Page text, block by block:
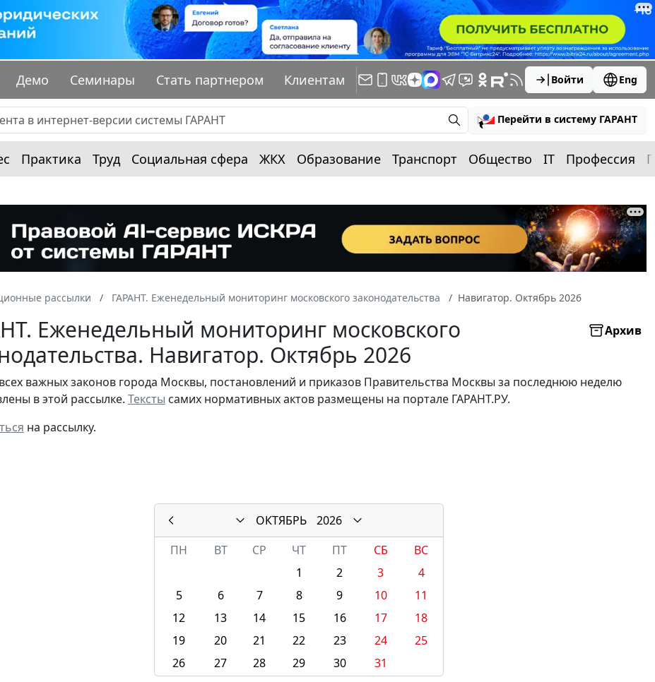
Демо Семинары Стать партнером Клиентам Войти Eng
Перейти в систему ГАРАНТ
Практика Труд Социальная сфера ЖКХ Образование Транспорт Общество IT Профессия
рассылки ГАРАНТ. Еженедельный мониторинг московского законодательства Навигатор. Октябрь 2026
Еженедельный мониторинг московского
Навигатор. Октябрь 2026
Архив
важных законов города Москвы, постановлений и приказов Правительства Москвы за последнюю неделю
в этой рассылке. Тексты самих нормативных актов размещены на портале ГАРАНТ.РУ.
на рассылку.
ОКТЯБРЬ
2026
ПН
ВТ СР ЧТ ПТ СБ
ВС
1
2 3
4
5
6 7 8 9 10
11
12
13 14 15 16 17
18
19
20 21 22 23 24
25
26
27 28 29 30 31